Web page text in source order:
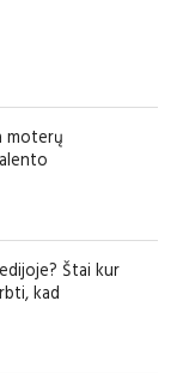
moterų
Štai kur
kad